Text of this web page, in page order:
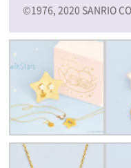
©1976, 2020 SANRIO